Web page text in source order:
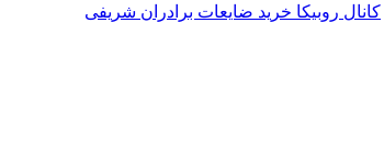
کانال روبیکا خرید ضایعات برادران شریفی